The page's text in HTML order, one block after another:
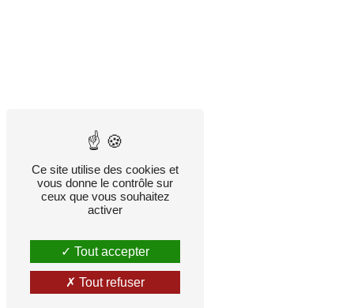
Ce site utilise des cookies et
vous donne le contrôle sur
ceux que vous souhaitez
activer
Tout accepter
Tout refuser